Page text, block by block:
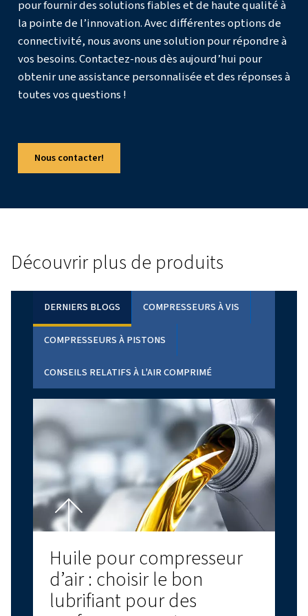
Pourquoi L’air Comprimé Sans Huile Est-Il
Dans La Fabrication Pharmaceutique ?
Procédés Pharmaceutiques ?
PRODUIT PHARE
ROLLAIR 300-850 V
Découvrez le compresseur à vis à vitesse variable
850 V, qui offre des solutions d’air comprimé
économies d’énergie et un faible niveau sonore
technologie VSD avancée.